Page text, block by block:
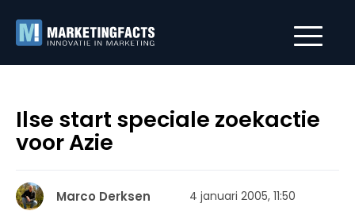
Ilse start speciale zoekactie
voor Azie
Marco Derksen 4 januari 2005, 11:50